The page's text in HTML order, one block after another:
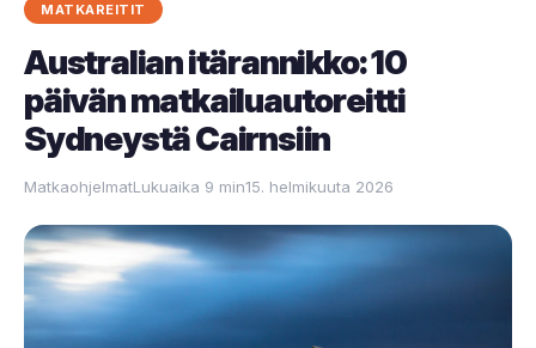
MATKAREITIT
Australian itärannikko: 10
päivän matkailuautoreitti
Sydneystä Cairnsiin
MatkaohjelmatLukuaika 9 min15. helmikuuta 2026